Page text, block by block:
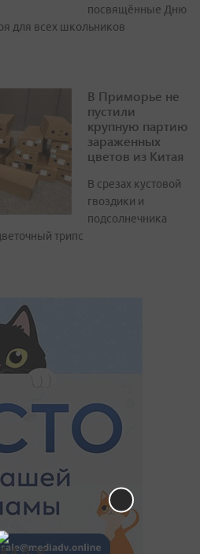
посвящённые Дню
для всех школьников
В Приморье не
пустили
крупную партию
зараженных
цветов из Китая
В срезах кустовой
гвоздики и
подсолнечника
трипс